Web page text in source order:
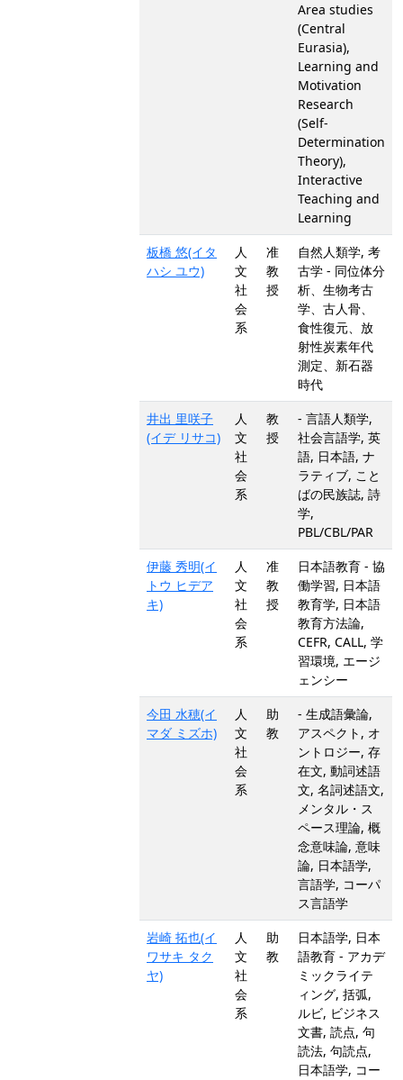
Area studies
(Central
Eurasia),
Learning and
Motivation
Research
(Self-
Determination
Theory),
Interactive
Teaching and
Learning
板橋 悠(イタ
ハシ ユウ)
人
文
社
会
系
准
教
授
自然人類学, 考
古学 - 同位体分
析、生物考古
学、古人骨、
食性復元、放
射性炭素年代
測定、新石器
時代
井出 里咲子
(イデ リサコ)
人
文
社
会
系
教
授
- 言語人類学,
社会言語学, 英
語, 日本語, ナ
ラティブ, こと
ばの民族誌, 詩
学,
PBL/CBL/PAR
伊藤 秀明(イ
トウ ヒデア
キ)
人
文
社
会
系
准
教
授
日本語教育 - 協
働学習, 日本語
教育学, 日本語
教育方法論,
CEFR, CALL, 学
習環境, エージ
ェンシー
今田 水穂(イ
マダ ミズホ)
人
文
社
会
系
助
教
- 生成語彙論,
アスペクト, オ
ントロジー, 存
在文, 動詞述語
文, 名詞述語文,
メンタル・ス
ペース理論, 概
念意味論, 意味
論, 日本語学,
言語学, コーパ
ス言語学
岩崎 拓也(イ
ワサキ タク
ヤ)
人
文
社
会
系
助
教
日本語学, 日本
語教育 - アカデ
ミックライテ
ィング, 括弧,
ルビ, ビジネス
文書, 読点, 句
読法, 句読点,
日本語学, コー